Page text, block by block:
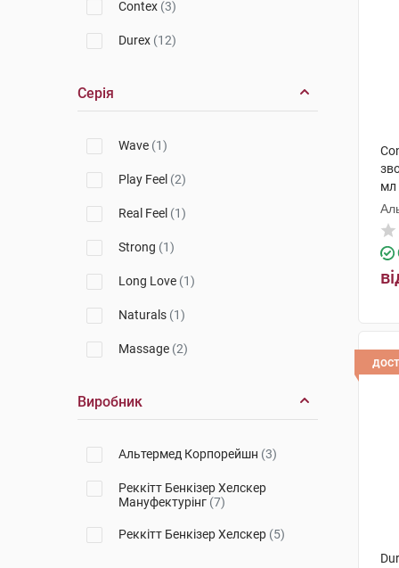
Contex (3)
Durex (12)
Серія
Wave (1)
Play Feel (2)
Real Feel (1)
Strong (1)
Long Love (1)
Naturals (1)
Massage (2)
Виробник
Альтермед Корпорейшн (3)
Реккітт Бенкізер Хелскер
Мануфектурінг (7)
Реккітт Бенкізер Хелскер (5)
мл